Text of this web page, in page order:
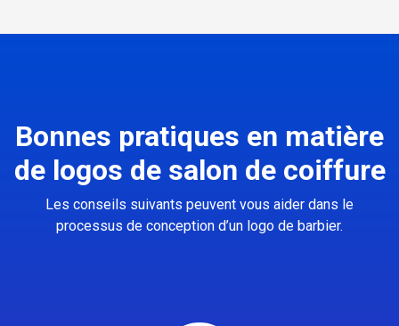
Bonnes pratiques en matière
de logos de salon de coiffure
Les conseils suivants peuvent vous aider dans le
processus de conception d’un logo de barbier.